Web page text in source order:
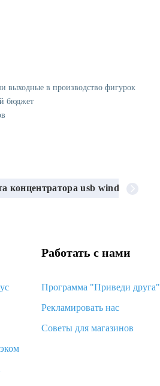
выходные в производство фигурок
бюджет
концентратора usb windows 7
Работать с нами
Программа "Приведи друга"
Рекламировать нас
Советы для магазинов